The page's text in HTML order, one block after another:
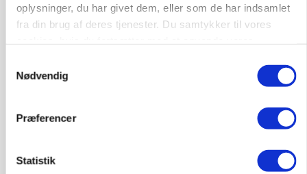
oplysninger, du har givet dem, eller som de har indsamlet
fra din brug af deres tjenester. Du samtykker til vores
Nødvendig
Præferencer
Statistik
KVÆG
Snart kan man søge tilskud til naturprojekter
Før såmaskinen kører: Her er efterårets største
skadedyrsrisici